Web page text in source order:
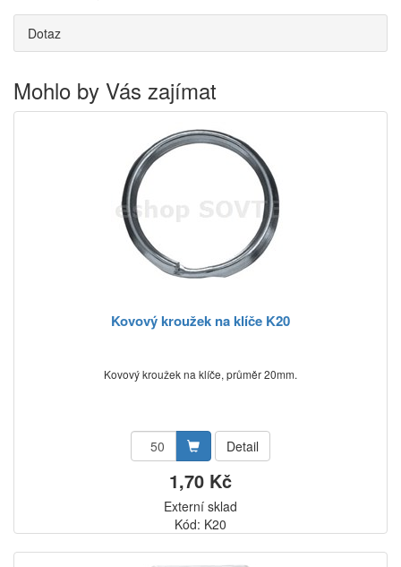
Dotaz
Mohlo by Vás zajímat
Kovový kroužek na klíče K20
Kovový kroužek na klíče, průměr 20mm.
Detail
1,70 Kč
Externí sklad
Kód: K20